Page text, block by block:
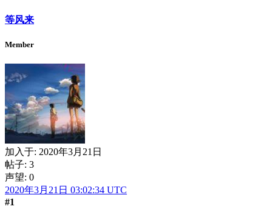
等风来
Member
加入于: 2020年3月21日
帖子: 3
声望: 0
2020年3月21日 03:02:34 UTC
#1